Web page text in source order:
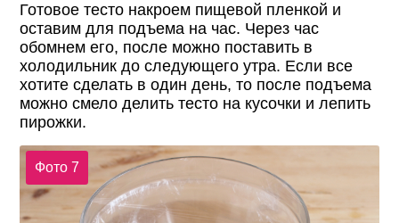
Готовое тесто накроем пищевой пленкой и
оставим для подъема на час. Через час
обомнем его, после можно поставить в
холодильник до следующего утра. Если все
хотите сделать в один день, то после подъема
можно смело делить тесто на кусочки и лепить
пирожки.
Фото 7